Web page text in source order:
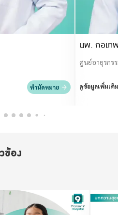
ทำนัดหมาย
นพ. กอเท
ศูนย์อายุรกร
ดูข้อมูลเพิ่มเติม
ข้อง